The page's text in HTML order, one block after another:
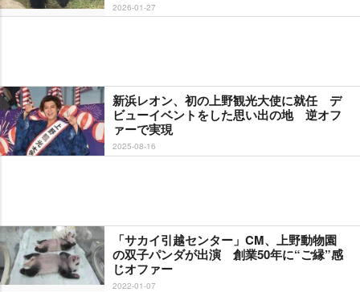
2026-01-27
新浜レオン、初の上野観光大使に就任 デ
ビューイベントをした思い出の地 逆オフ
ァーで実現
2025-08-16
「サカイ引越センター」CM、上野動物園
の双子パンダが出演 創業50年に“ご縁”感
じオファー
2022-01-07